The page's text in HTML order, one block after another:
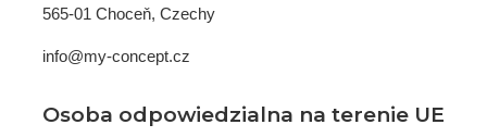
565-01 Choceň, Czechy
info@my-concept.cz
Osoba odpowiedzialna na terenie UE